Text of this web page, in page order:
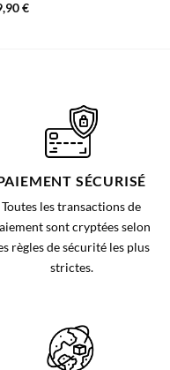
€
SÉCURISÉ
Toutes les transactions de
sont cryptées selon
règles de sécurité les plus
strictes.